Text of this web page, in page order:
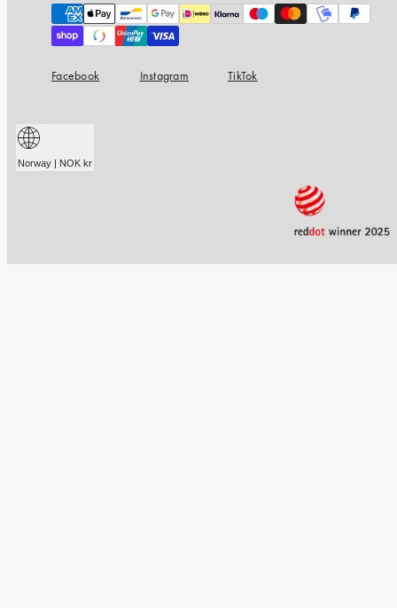
Payment
methods
Facebook Instagram TikTok
Norway | NOK kr